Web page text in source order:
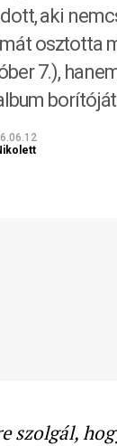
aki
osztotta
7.),
szolgál,